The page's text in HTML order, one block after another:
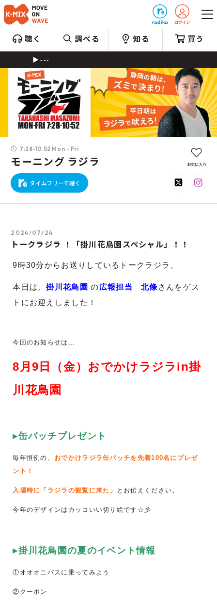
聴く 調べる 知る 買う
---
7:28-10:52 Mon - Fri
モーニング ラジラ
タイムフリーで聴く
お気に入り
2024/07/24
トークラジラ ！「掛川花鳥園スペシャル」！！
9時30分からお送りしているトークラジラ、
本日は、掛川花鳥園の広報担当 北條 さんをゲス
トにお迎えしました！
今回のお知らせは…
8月9日（金）おでかけラジラin掛
川花鳥園
▸缶バッチプレゼント
毎年恒例の、 おでかけラジラ缶バッチを先着100名にプレゼ
ント！
入場時に「ラジラの観覧に来た」 とお伝えください。
今年のデザインはカッコいい切り絵です☆彡
▸掛川花鳥園の夏のイベント情報
①オオオニバスに乗ってみよう
②クーポン